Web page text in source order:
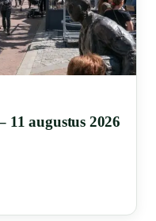
11 augustus 2026